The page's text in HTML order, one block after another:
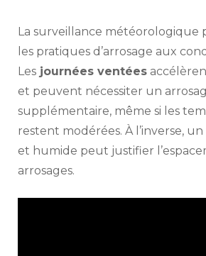
La surveillance météorologique
les pratiques d’arrosage aux
Les journées ventées
et peuvent nécessiter un
supplémentaire, même si les
restent modérées. À l’inverse,
et humide peut justifier
arrosages.